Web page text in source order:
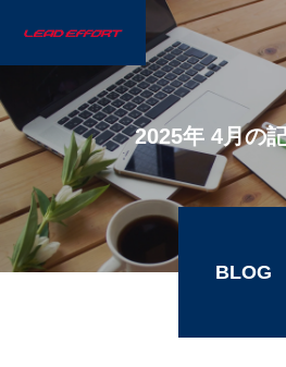
2025年 4月の
BLOG